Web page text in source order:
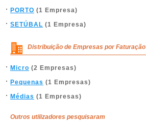
PORTO (1 Empresa)
SETÚBAL (1 Empresa)
Distribuição de Empresas por Faturação
Micro (2 Empresas)
Pequenas (1 Empresas)
Médias (1 Empresas)
Outros utilizadores pesquisaram